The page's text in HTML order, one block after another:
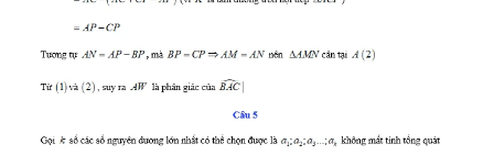
Đồng bằng sông Cửu Long
Chuyên trang TP. Hồ Chí Minh